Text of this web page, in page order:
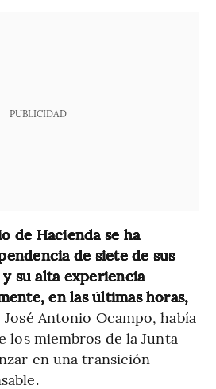
PUBLICIDAD
de Hacienda se ha
de siete de sus
su alta experiencia
en las últimas horas,
Antonio Ocampo, había
los miembros de la Junta
en una transición